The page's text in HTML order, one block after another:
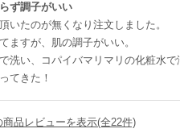
ず調子がいい
いたのが無くなり注文しました。
ますが、肌の調子がいい。
洗い、コパイバマリマリの化粧水
てきた！
商品レビューを表示(全22件)